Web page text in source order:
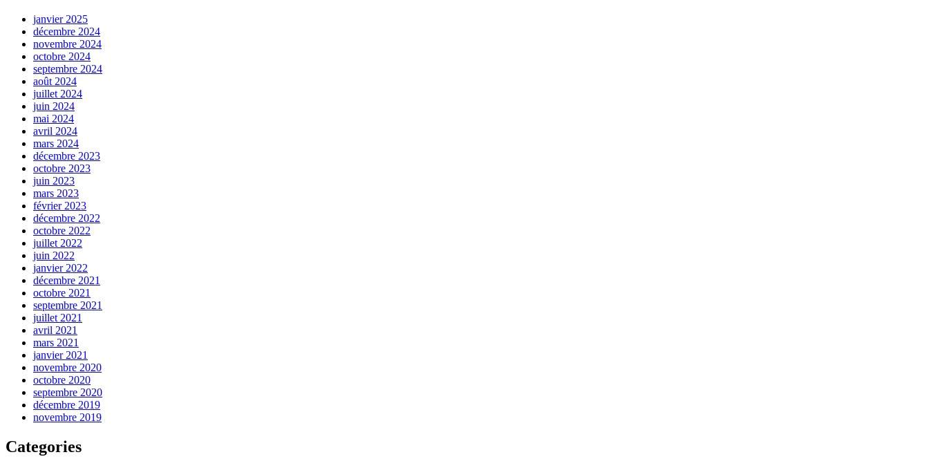
janvier 2025
décembre 2024
novembre 2024
octobre 2024
septembre 2024
août 2024
juillet 2024
juin 2024
mai 2024
avril 2024
mars 2024
décembre 2023
octobre 2023
juin 2023
mars 2023
février 2023
décembre 2022
octobre 2022
juillet 2022
juin 2022
janvier 2022
décembre 2021
octobre 2021
septembre 2021
juillet 2021
avril 2021
mars 2021
janvier 2021
novembre 2020
octobre 2020
septembre 2020
décembre 2019
novembre 2019
Categories